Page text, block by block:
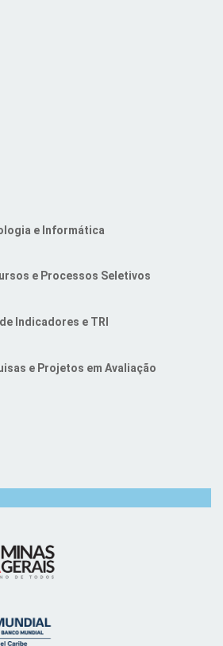
e Informática
e Processos Seletivos
Indicadores e TRI
e Projetos em Avaliação